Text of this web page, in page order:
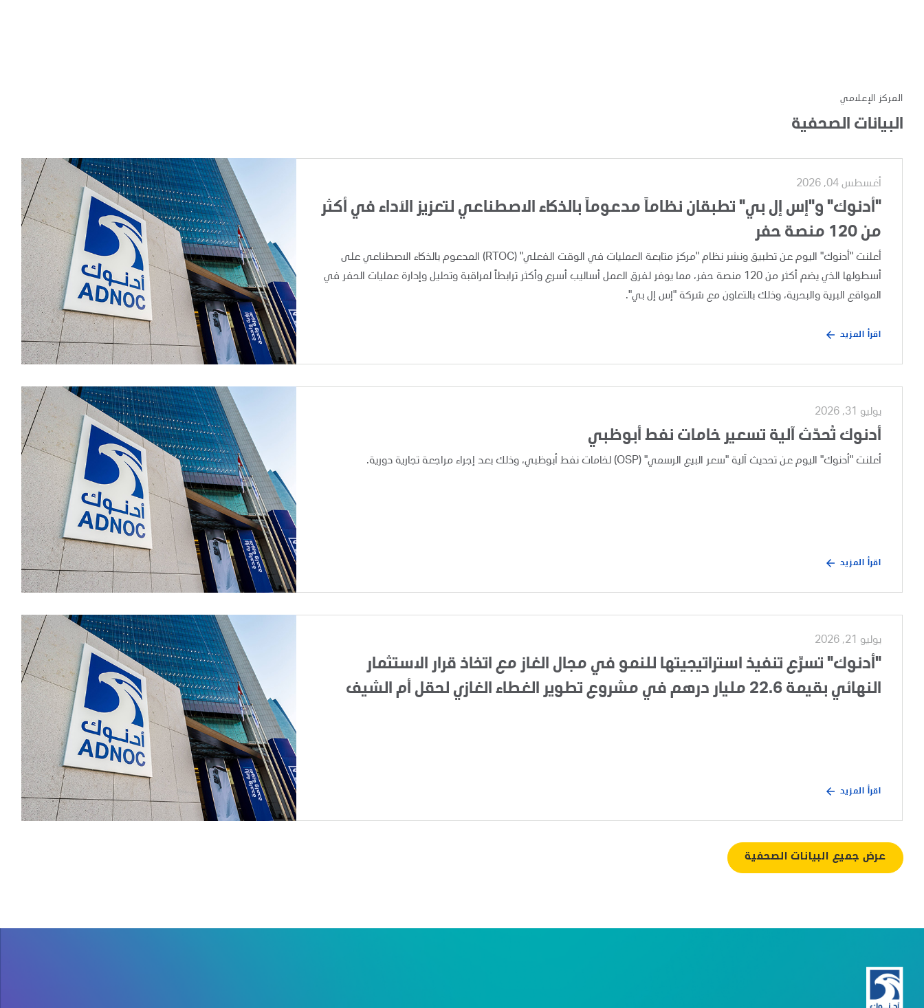
المركز الإعلامي
البيانات الصحفية
أغسطس 04, 2026
"أدنوك" و"إس إل بي" تطبقان نظاماً مدعوماً بالذكاء الاصطناعي لتعزيز الأداء في أكثر
من 120 منصة حفر
أعلنت "أدنوك" اليوم عن تطبيق ونشر نظام "مركز متابعة العمليات في الوقت الفعلي" (RTOC) المدعوم بالذكاء الاصطناعي على
أسطولها الذي يضم أكثر من 120 منصة حفر، مما يوفر لفرق العمل أساليب أسرع وأكثر ترابطاً لمراقبة وتحليل وإدارة عمليات الحفر في
المواقع البرية والبحرية، وذلك بالتعاون مع شركة "إس إل بي".
اقرأ المزيد
يوليو 31, 2026
أدنوك تُحدّث آلية تسعير خامات نفط أبوظبي
أعلنت "أدنوك" اليوم عن تحديث آلية "سعر البيع الرسمي" (OSP) لخامات نفط أبوظبي، وذلك بعد إجراء مراجعة تجارية دورية.
اقرأ المزيد
يوليو 21, 2026
"أدنوك" تسرِّع تنفيذ استراتيجيتها للنمو في مجال الغاز مع اتخاذ قرار الاستثمار
النهائي بقيمة 22.6 مليار درهم في مشروع تطوير الغطاء الغازي لحقل أم الشيف
اقرأ المزيد
عرض جميع البيانات الصحفية